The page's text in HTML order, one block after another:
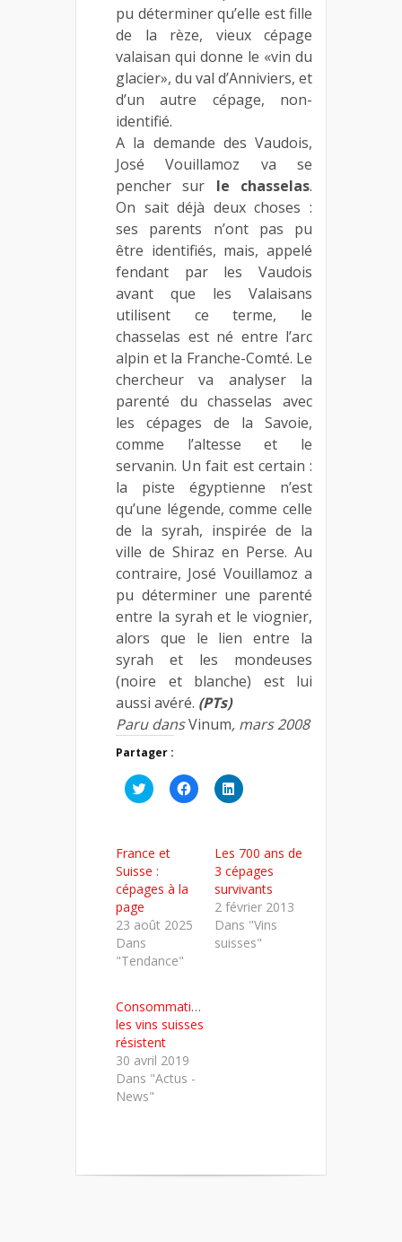
pu déterminer qu’elle est fille
de la rèze, vieux cépage
valaisan qui donne le «vin du
glacier», du val d’Anniviers, et
d’un autre cépage, non-
identifié.
A la demande des Vaudois,
José Vouillamoz va se
pencher sur le chasselas.
On sait déjà deux choses :
ses parents n’ont pas pu
être identifiés, mais, appelé
fendant par les Vaudois
avant que les Valaisans
utilisent ce terme, le
chasselas est né entre l’arc
alpin et la Franche-Comté. Le
chercheur va analyser la
parenté du chasselas avec
les cépages de la Savoie,
comme l’altesse et le
servanin. Un fait est certain :
la piste égyptienne n’est
qu’une légende, comme celle
de la syrah, inspirée de la
ville de Shiraz en Perse. Au
contraire, José Vouillamoz a
pu déterminer une parenté
entre la syrah et le viognier,
alors que le lien entre la
syrah et les mondeuses
(noire et blanche) est lui
aussi avéré. (PTs)
Paru dansVinum, mars 2008
Partager :
Cliquez
pour
une
nouvelle
fenêtre)
Cliquez
pour
nouvelle
fenêtre)
Cliquez
pour
une
nouvelle
fenêtre)
France et
Suisse :
cépages à la
page
23 août 2025
Dans
"Tendance"
Les 700 ans de
3 cépages
survivants
2 février 2013
Dans "Vins
suisses"
Consommation :
les vins suisses
résistent
30 avril 2019
Dans "Actus -
News"